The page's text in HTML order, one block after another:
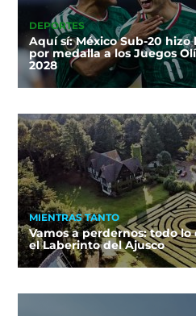
DEPORTES
Aquí sí: México Sub-20 hizo
por medalla a los Juegos
2028
MIENTRAS TANTO
Vamos a perdernos: todo
el Laberinto del Ajusco